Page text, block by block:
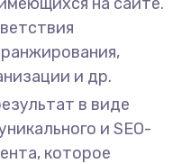
и др.
в виде
и SEO-
которое